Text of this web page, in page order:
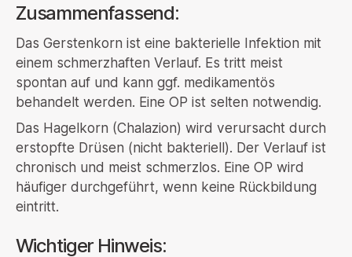
Zusammenfassend:
Das Gerstenkorn ist eine bakterielle Infektion mit
einem schmerzhaften Verlauf. Es tritt meist
spontan auf und kann ggf. medikamentös
behandelt werden. Eine OP ist selten notwendig.
Das Hagelkorn (Chalazion) wird verursacht durch
erstopfte Drüsen (nicht bakteriell). Der Verlauf ist
chronisch und meist schmerzlos. Eine OP wird
häufiger durchgeführt, wenn keine Rückbildung
eintritt.
Wichtiger Hinweis: